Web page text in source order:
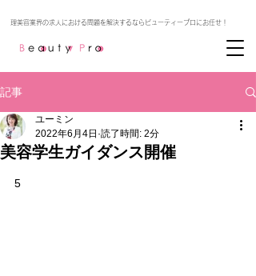
記事
美容学生ガイダンス開催
ユーミン
2022年6月4日 読了時間: 2分
5